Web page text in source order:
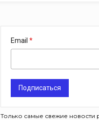
Email
Подписаться
Только самые свежие новости